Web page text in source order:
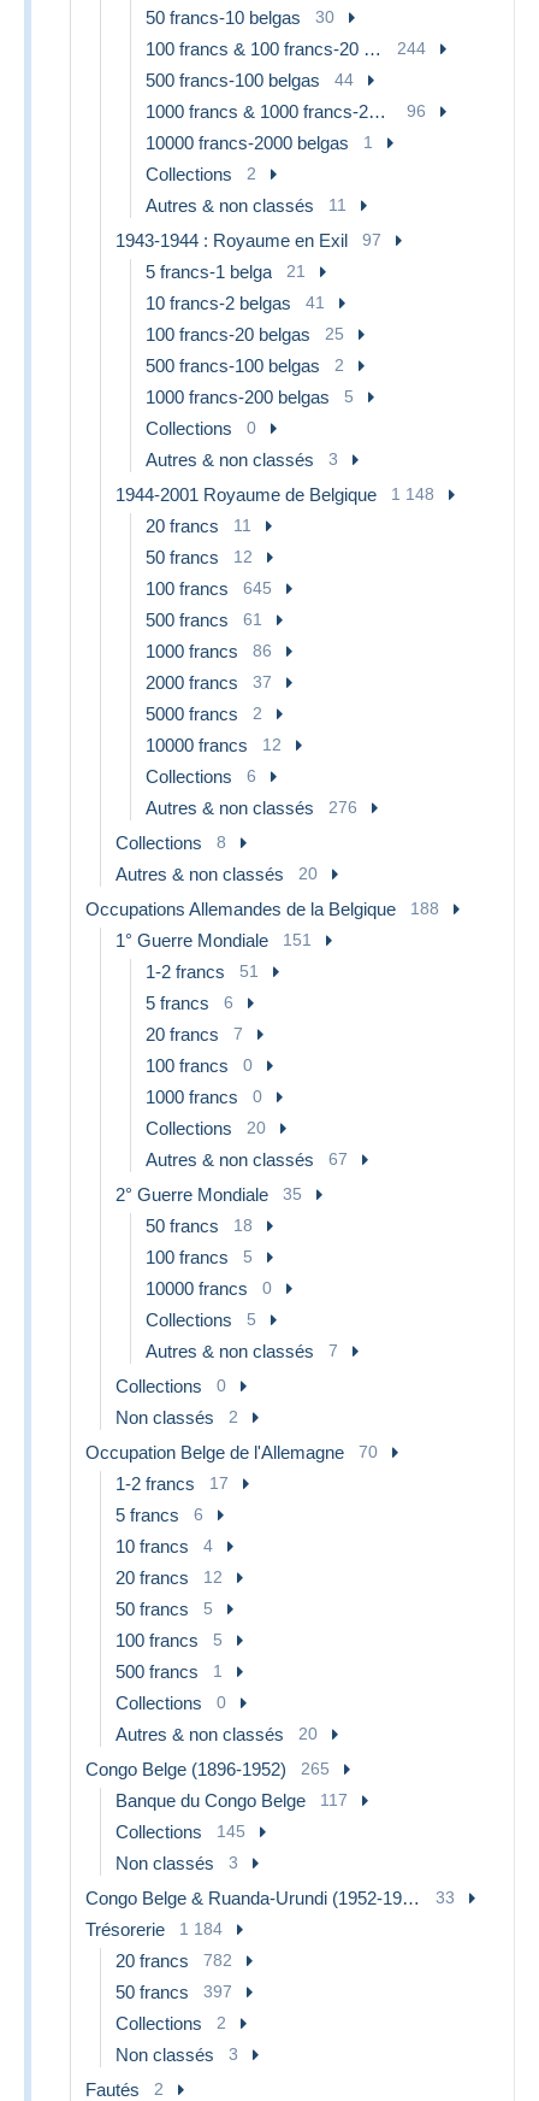
50 francs-10 belgas 30
100 francs & 100 francs-20 belgas 244
500 francs-100 belgas 44
1000 francs & 1000 francs-200 belgas 96
10000 francs-2000 belgas 1
Collections 2
Autres & non classés 11
1943-1944 : Royaume en Exil 97
5 francs-1 belga 21
10 francs-2 belgas 41
100 francs-20 belgas 25
500 francs-100 belgas 2
1000 francs-200 belgas 5
Collections 0
Autres & non classés 3
1944-2001 Royaume de Belgique 1 148
20 francs 11
50 francs 12
100 francs 645
500 francs 61
1000 francs 86
2000 francs 37
5000 francs 2
10000 francs 12
Collections 6
Autres & non classés 276
Collections 8
Autres & non classés 20
Occupations Allemandes de la Belgique 188
1° Guerre Mondiale 151
1-2 francs 51
5 francs 6
20 francs 7
100 francs 0
1000 francs 0
Collections 20
Autres & non classés 67
2° Guerre Mondiale 35
50 francs 18
100 francs 5
10000 francs 0
Collections 5
Autres & non classés 7
Collections 0
Non classés 2
Occupation Belge de l'Allemagne 70
1-2 francs 17
5 francs 6
10 francs 4
20 francs 12
50 francs 5
100 francs 5
500 francs 1
Collections 0
Autres & non classés 20
Congo Belge (1896-1952) 265
Banque du Congo Belge 117
Collections 145
Non classés 3
Congo Belge & Ruanda-Urundi (1952-1960) 33
Trésorerie 1 184
20 francs 782
50 francs 397
Collections 2
Non classés 3
Fautés 2